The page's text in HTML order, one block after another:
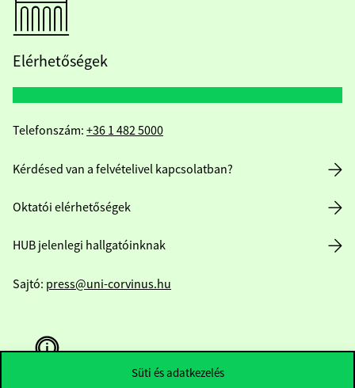
Süti és adatkezelés
Elérhetőségek
Telefonszám: +36 1 482 5000
Kérdésed van a felvételivel kapcsolatban?
Oktatói elérhetőségek
HUB jelenlegi hallgatóinknak
Sajtó: press@uni-corvinus.hu